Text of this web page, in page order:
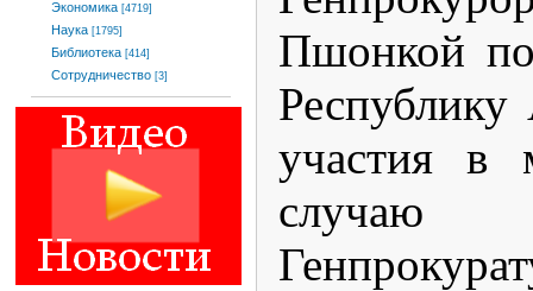
Экономика [4719]
Наука [1795]
Библиотека [414]
Сотрудничество [3]
Пшонкой
участия в